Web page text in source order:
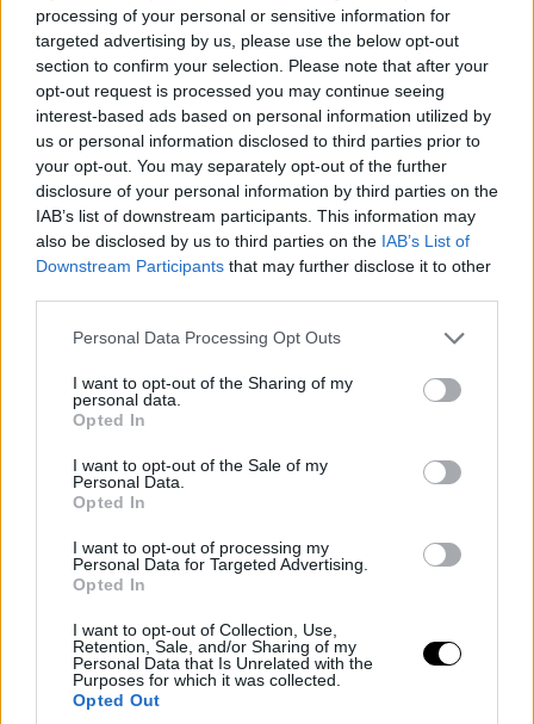
processing of your personal or sensitive information for
targeted advertising by us, please use the below opt-out
section to confirm your selection. Please note that after your
opt-out request is processed you may continue seeing
interest-based ads based on personal information utilized by
us or personal information disclosed to third parties prior to
your opt-out. You may separately opt-out of the further
disclosure of your personal information by third parties on the
IAB’s list of downstream participants. This information may
also be disclosed by us to third parties on the IAB’s List of
Downstream Participants that may further disclose it to other
Please note that this website/app uses one or more Google
not limited to your visit or usage behaviour. You may click to
grant or deny consent to Google and its third-party tags to
use your data for below specified purposes in below Google
consent section.
Personal Data Processing Opt Outs
I want to opt-out of the Sharing of my
personal data.
Opted In
I want to opt-out of the Sale of my
Personal Data.
Opted In
I want to opt-out of processing my
Personal Data for Targeted Advertising.
Opted In
I want to opt-out of Collection, Use,
Retention, Sale, and/or Sharing of my
Personal Data that Is Unrelated with the
Purposes for which it was collected.
Opted Out